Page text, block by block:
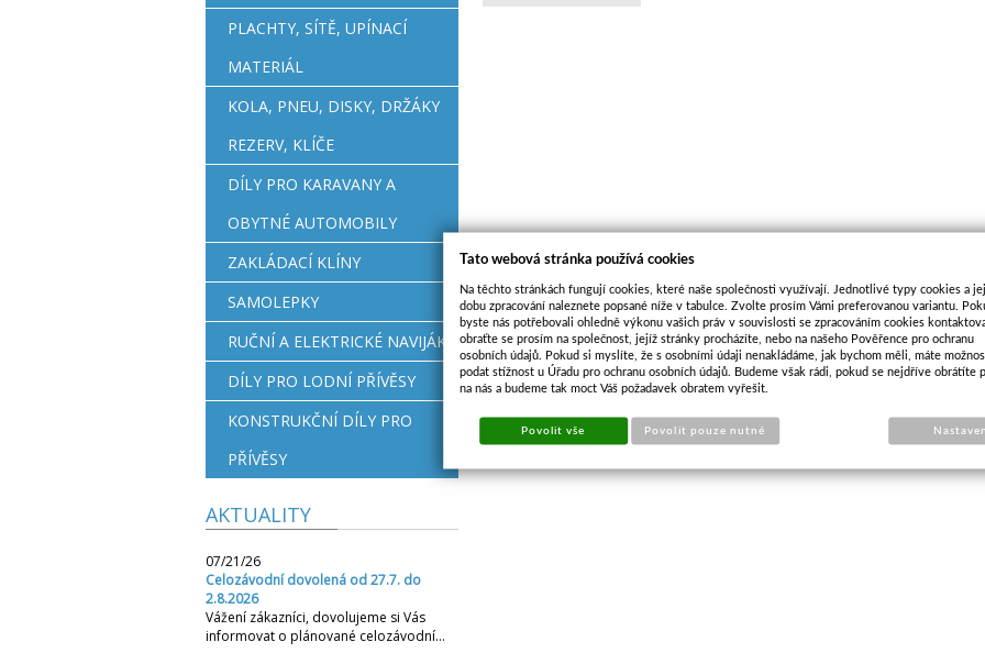
PLACHTY, SÍTĚ, UPÍNACÍ
MATERIÁL
KOLA, PNEU, DISKY, DRŽÁKY
REZERV, KLÍČE
DÍLY PRO KARAVANY A
OBYTNÉ AUTOMOBILY
ZAKLÁDACÍ KLÍNY
SAMOLEPKY
RUČNÍ A ELEKTRICKÉ NAVIJÁKY
DÍLY PRO LODNÍ PŘÍVĚSY
KONSTRUKČNÍ DÍLY PRO
PŘÍVĚSY
AKTUALITY
07/21/26
Celozávodní dovolená od 27.7. do
2.8.2026
Vážení zákazníci, dovolujeme si Vás
informovat o plánované celozávodní…
Tato webová stránka používá cookies
Na těchto stránkách fungují cookies, které naše společnosti využívají. Jednotlivé typy cookies a
dobu zpracování naleznete popsané níže v tabulce. Zvolte prosím Vámi preferovanou variantu.
byste nás potřebovali ohledně výkonu vašich práv v souvislosti se zpracováním cookies
obraťte se prosím na společnost, jejíž stránky procházíte, nebo na našeho Pověřence pro ochranu
osobních údajů. Pokud si myslíte, že s osobními údaji nenakládáme, jak bychom měli, máte
podat stížnost u Úřadu pro ochranu osobních údajů. Budeme však rádi, pokud se nejdříve obrátíte
na nás a budeme tak moct Váš požadavek obratem vyřešit.
Povolit vše Povolit pouze nutné